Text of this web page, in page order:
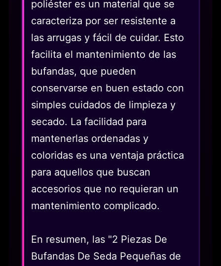
poliéster es un material que se
caracteriza por ser resistente a
las arrugas y fácil de cuidar. Esto
facilita el mantenimiento de las
bufandas, que pueden
conservarse en buen estado con
simples cuidados de limpieza y
secado. La facilidad para
mantenerlas ordenadas y
coloridas es una ventaja práctica
para aquellos que buscan
accesorios que no requieran un
mantenimiento complicado.
En resumen, las "2 Piezas De
Bufandas De Seda Pequeñas de